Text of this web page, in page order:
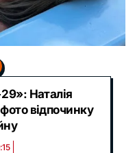
Наталія
відпочинку